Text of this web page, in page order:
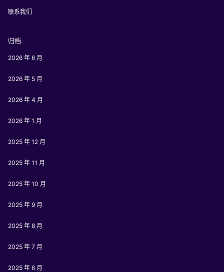
联系我们
归档
2026 年 6 月
2026 年 5 月
2026 年 4 月
2026 年 1 月
2025 年 12 月
2025 年 11 月
2025 年 10 月
2025 年 9 月
2025 年 8 月
2025 年 7 月
2025 年 6 月